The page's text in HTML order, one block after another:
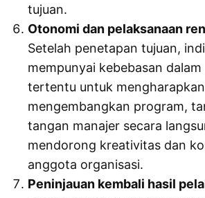
tujuan.
Otonomi dan pelaksanaan
Setelah penetapan tujuan,
mempunyai kebebasan
tertentu untuk
mengembangkan program,
tangan manajer secara
mendorong kreativitas dan
anggota organisasi.
Peninjauan kembali hasil